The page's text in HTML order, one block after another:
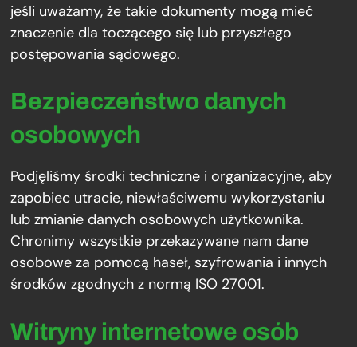
jeśli uważamy, że takie dokumenty mogą mieć
znaczenie dla toczącego się lub przyszłego
postępowania sądowego.
Bezpieczeństwo danych
osobowych
Podjęliśmy środki techniczne i organizacyjne, aby
zapobiec utracie, niewłaściwemu wykorzystaniu
lub zmianie danych osobowych użytkownika.
Chronimy wszystkie przekazywane nam dane
osobowe za pomocą haseł, szyfrowania i innych
środków zgodnych z normą ISO 27001.
Witryny internetowe osób